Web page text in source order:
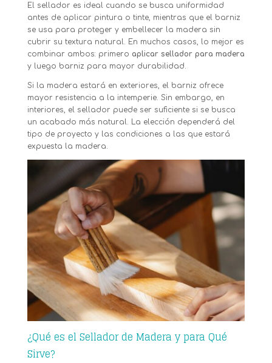
El sellador es ideal cuando se busca uniformidad
antes de aplicar pintura o tinte, mientras que el barniz
se usa para proteger y embellecer la madera sin
cubrir su textura natural. En muchos casos, lo mejor es
combinar ambos: primero aplicar sellador para madera
y luego barniz para mayor durabilidad.
Si la madera estará en exteriores, el barniz ofrece
mayor resistencia a la intemperie. Sin embargo, en
interiores, el sellador puede ser suficiente si se busca
un acabado más natural. La elección dependerá del
tipo de proyecto y las condiciones a las que estará
expuesta la madera.
¿Qué es el Sellador de Madera y para Qué
Sirve?